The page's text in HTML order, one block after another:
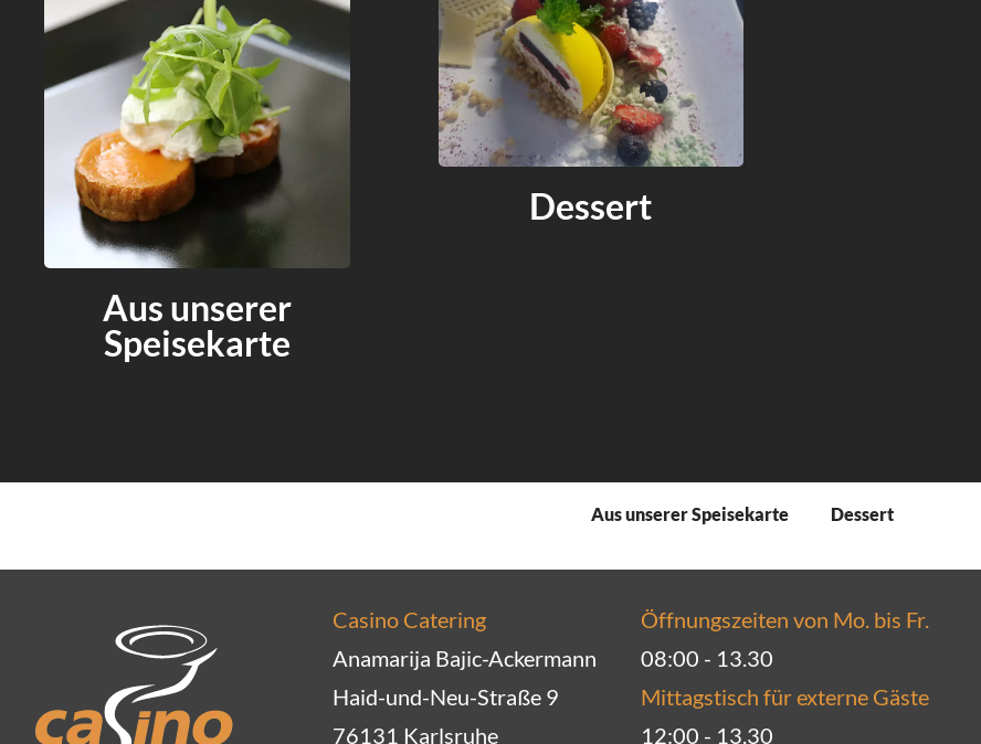
Aus unserer
Speisekarte
Dessert
Aus unserer Speisekarte​ Dessert​
Casino Catering
Anamarija Bajic-Ackermann
Haid-und-Neu-Straße 9
76131 Karlsruhe
Öffnungszeiten von Mo. bis Fr.
08:00 - 13.30
Mittagstisch für externe Gäste
12:00 - 13.30